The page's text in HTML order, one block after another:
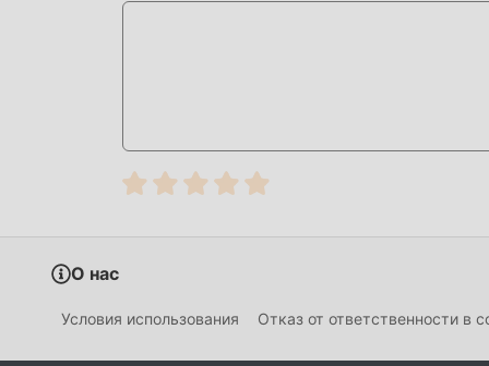
бесплатную версию мода Pennywise Escape
О нас
Условия использования Отказ от ответственности